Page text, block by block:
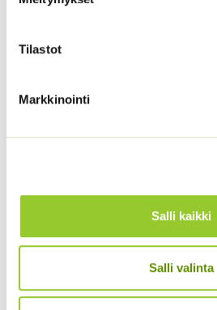
Tilastot
Markkinointi
Salli kaikki
Salli valinta
Soihtulilja Flamenco